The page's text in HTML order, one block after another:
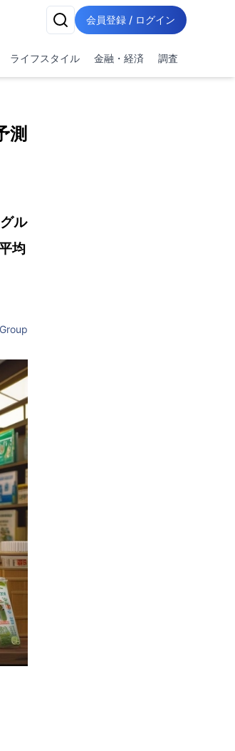
会員登録 / ログイン
ライフスタイル 金融・経済 調査
測
ル
均